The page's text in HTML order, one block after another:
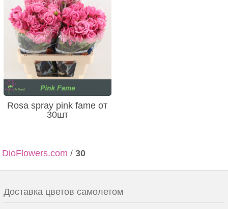
Rosa spray pink fame от
30шт
DioFlowers.com / 30
Доставка цветов самолетом